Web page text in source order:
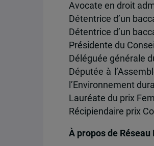
Avocate en droit
Détentrice d’un
Détentrice d’un
Présidente du
Déléguée générale
Députée à
l’Environnement
Lauréate du prix
Récipiendaire prix
À propos de